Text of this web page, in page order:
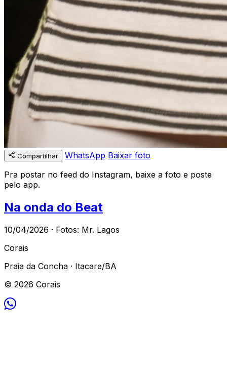
Compartilhar WhatsApp Baixar foto
Pra postar no feed do Instagram, baixe a foto e poste
pelo app.
Na onda do Beat
10/04/2026 · Fotos: Mr. Lagos
Corais
Praia da Concha · Itacare/BA
© 2026 Corais